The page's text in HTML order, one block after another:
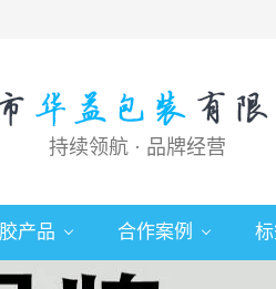
持续领航 · 品牌经营
产品 合作案例